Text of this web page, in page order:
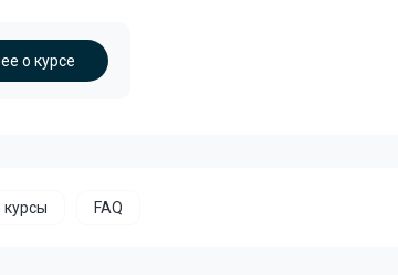
о курсе
FAQ